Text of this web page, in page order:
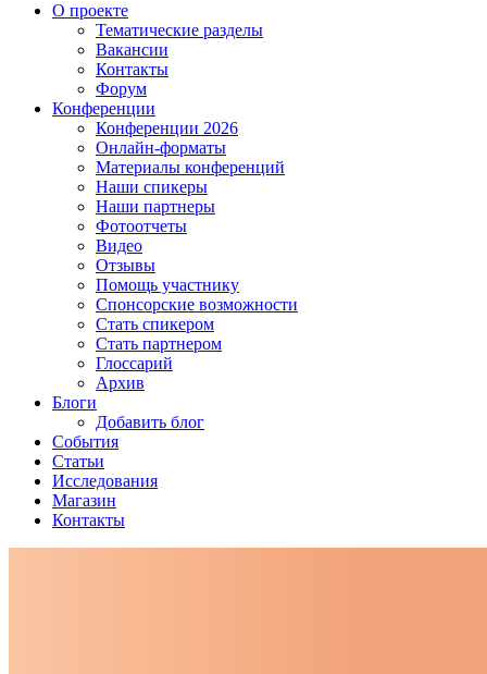
О проекте
Тематические разделы
Вакансии
Контакты
Форум
Конференции
Конференции 2026
Онлайн-форматы
Материалы конференций
Наши спикеры
Наши партнеры
Фотоотчеты
Видео
Отзывы
Помощь участнику
Спонсорские возможности
Стать спикером
Стать партнером
Глоссарий
Архив
Блоги
Добавить блог
События
Статьи
Исследования
Магазин
Контакты